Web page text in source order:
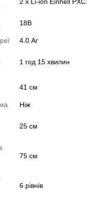
18В
4.0 Аг
1 год 15 хвилин
41 см
Ніж
25 см
75 см
6 рівнів